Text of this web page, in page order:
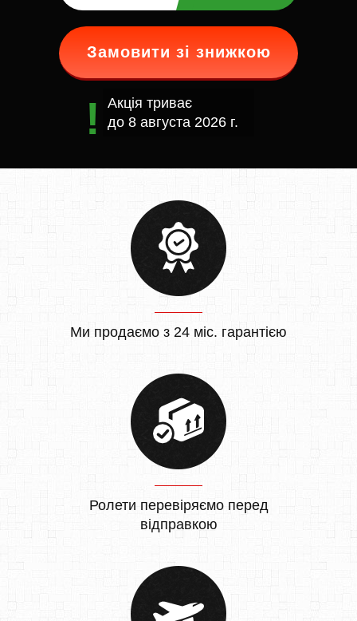
Замовити зі знижкою
Акція триває
до 8 августа 2026 г.
Ми продаємо з 24 міс. гарантією
Ролети перевіряємо перед
відправкою